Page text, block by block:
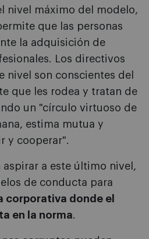
nivel máximo del modelo,
que las personas
la adquisición de
Los directivos
nivel son conscientes del
que les rodea y tratan de
un "círculo virtuoso de
estima mutua y
y cooperar".
aspirar a este último nivel,
de conducta para
corporativa donde el
en la norma.